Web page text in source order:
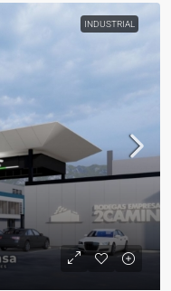
INDUSTRIAL